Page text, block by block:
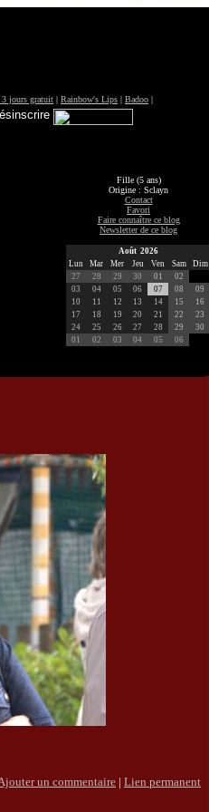
jours gratuit | Rainbow's Lips | Badoo |
Fille (5 ans)
Origine : Sclayn
Contact
Favori
Faire connaître ce blog
Newsletter de ce blog
Août 2026
Lun
Mar Mer Jeu Ven Sam
Dim
27
28 29 30 01
02
03
04 05 06 07 08
09
10
11 12 13 14 15
16
17
18 19 20 21 22
23
24
25 26 27 28 29
30
01
02 03 04 05 06
un commentaire | Lien permanent